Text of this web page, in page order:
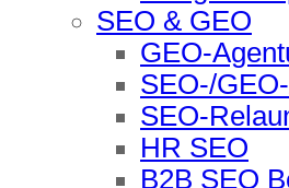
SEO & GEO
GEO-
SEO-/
SEO-
HR SEO
B2B SEO